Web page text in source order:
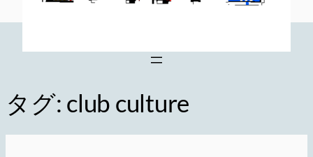
タグ: club culture